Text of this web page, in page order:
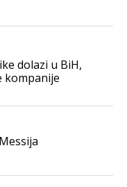
dolazi u BiH,
kompanije